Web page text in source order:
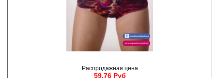
передней части, задняя
часть однотонная.
Распродажная цена
59.76 Руб